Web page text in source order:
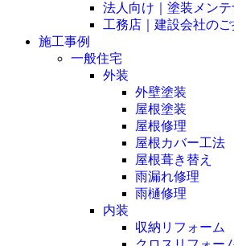
法人向け｜塗装メンテ
工務店｜建設会社の
施工事例
一般住宅
外装
外壁塗装
屋根塗装
屋根修理
屋根カバー工法
屋根葺き替え
雨漏れ修理
雨樋修理
内装
収納リフォーム